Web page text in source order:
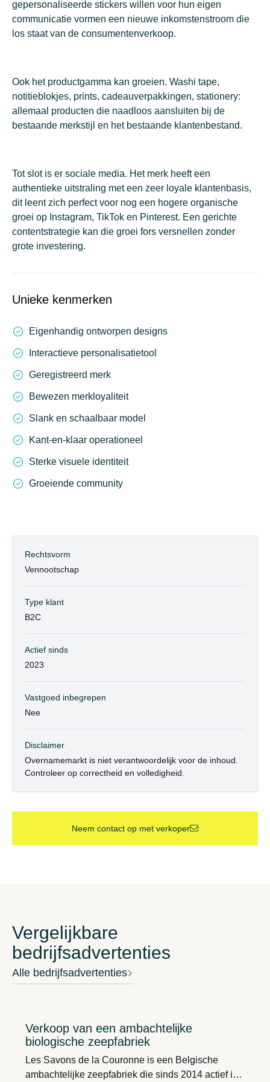
gepersonaliseerde stickers willen voor hun eigen
communicatie vormen een nieuwe inkomstenstroom die
los staat van de consumentenverkoop.
Ook het productgamma kan groeien. Washi tape,
notitieblokjes, prints, cadeauverpakkingen, stationery:
allemaal producten die naadloos aansluiten bij de
bestaande merkstijl en het bestaande klantenbestand.
Tot slot is er sociale media. Het merk heeft een
authentieke uitstraling met een zeer loyale klantenbasis,
dit leent zich perfect voor nog een hogere organische
groei op Instagram, TikTok en Pinterest. Een gerichte
contentstrategie kan die groei fors versnellen zonder
grote investering.
Unieke kenmerken
Eigenhandig ontworpen designs
Interactieve personalisatietool
Geregistreerd merk
Bewezen merkloyaliteit
Slank en schaalbaar model
Kant-en-klaar operationeel
Sterke visuele identiteit
Groeiende community
Rechtsvorm
Vennootschap
Type klant
B2C
Actief sinds
2023
Vastgoed inbegrepen
Nee
Disclaimer
Overnamemarkt is niet verantwoordelijk voor de inhoud.
Controleer op correctheid en volledigheid.
Neem contact op met verkoper
Vergelijkbare
bedrijfsadvertenties
Alle bedrijfsadvertenties
Verkoop van een ambachtelijke
biologische zeepfabriek
Les Savons de la Couronne is een Belgische
ambachtelijke zeepfabriek die sinds 2014 actief is